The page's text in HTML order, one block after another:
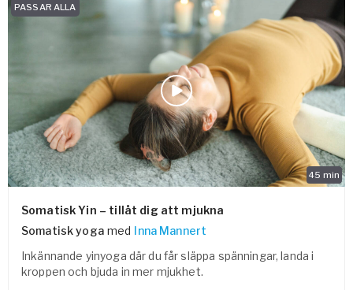
45 min
PASSAR ALLA
Somatisk Yin – tillåt dig att mjukna
Somatisk yoga med Inna Mannert
Inkännande yinyoga där du får släppa spänningar, landa i
kroppen och bjuda in mer mjukhet.